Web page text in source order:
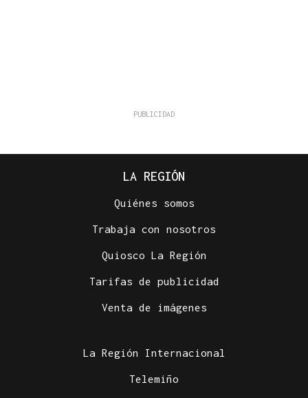
LA REGIÓN
Quiénes somos
Trabaja con nosotros
Quiosco La Región
Tarifas de publicidad
Venta de imágenes
La Región Internacional
Telemiño